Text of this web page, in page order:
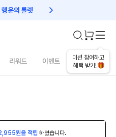
운의 룰렛 친구초대 1만원 리워드!
미션 참여하고
혜택 받기!
리워드 이벤트 건강매거진
원을 적립 하였습니다.